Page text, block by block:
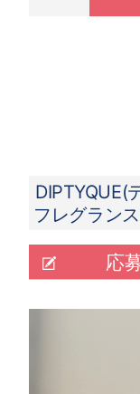
DIPTYQUE(
フレグラン
応